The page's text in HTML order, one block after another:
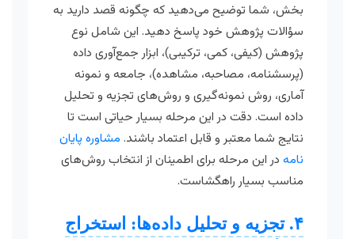
بخش، شما توضیح می‌دهید که چگونه قصد دارید به
سؤالات پژوهش خود پاسخ دهید. این شامل نوع
پژوهش (کیفی، کمی، ترکیبی)، ابزار جمع‌آوری داده
(پرسشنامه، مصاحبه، مشاهده)، جامعه و نمونه
آماری، روش نمونه‌گیری و روش‌های تجزیه و تحلیل
داده است. دقت در این مرحله بسیار حیاتی است تا
نتایج شما معتبر و قابل اعتماد باشند. مشاوره پایان
نامه در این مرحله برای اطمینان از انتخاب روش‌های
مناسب بسیار راهگشاست.
۴. تجزیه و تحلیل داده‌ها: استخراج